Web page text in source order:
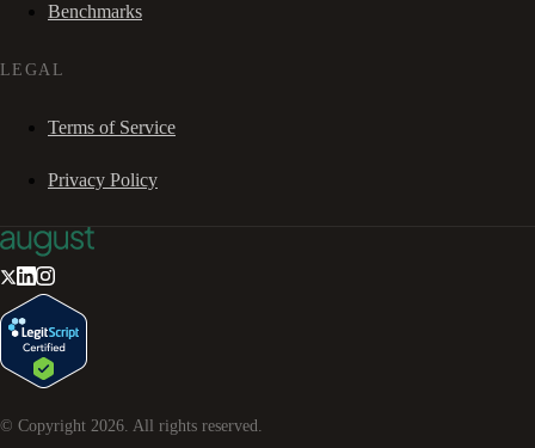
Benchmarks
LEGAL
Terms of Service
Privacy Policy
© Copyright 2026 . All rights reserved.